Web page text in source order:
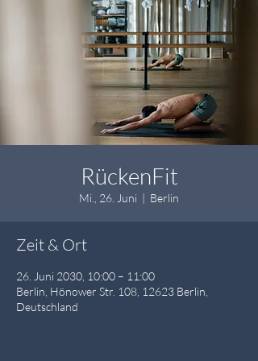
RückenFit
Mi., 26. Juni
  |
Berlin
Zeit & Ort
26. Juni 2030, 10:00 – 11:00
Berlin, Hönower Str. 108, 12623 Berlin,
Deutschland